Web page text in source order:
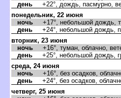
день +22°, дождь, пасмурно,
понедельник, 22 июня
ночь +17°, небольшой дождь,
день +24°, небольшой дождь,
торник, 23 июня
ночь +16°, туман, облачно,
день +25°, небольшой дождь,
среда, 24 июня
ночь +16°, без осадков,
день +24°, без осадков,
четверг, 25 июня